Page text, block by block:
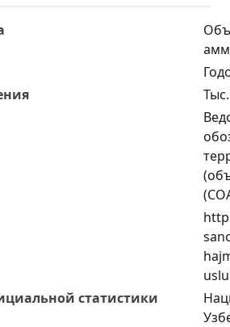
статистики